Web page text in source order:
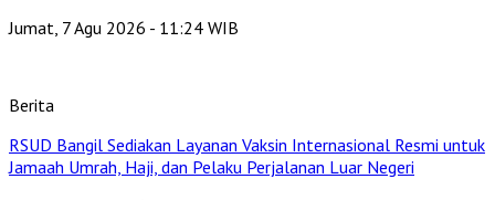
Jumat, 7 Agu 2026 - 11:24 WIB
Berita
RSUD Bangil Sediakan Layanan Vaksin Internasional Resmi untuk
Jamaah Umrah, Haji, dan Pelaku Perjalanan Luar Negeri